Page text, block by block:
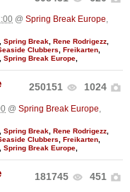
@ Spring Break Europe,
, Spring Break, Rene Rodrigezz,
Clubbers, Freikarten,
, Spring Break Europe,
250151 1024
@ Spring Break Europe
Spring Break Rene Rodrigezz
Clubbers Freikarten
Spring Break Europe
181745 451